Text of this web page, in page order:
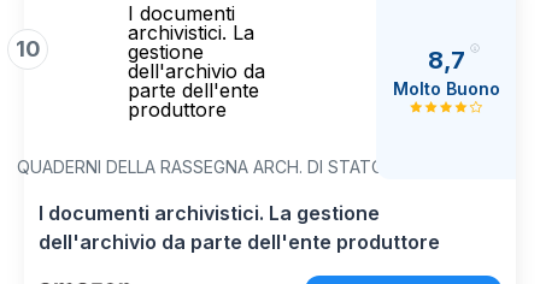
10
I documenti
archivistici. La
gestione
dell'archivio da
parte dell'ente
produttore
QUADERNI DELLA RASSEGNA ARCH. DI STATO
8,7
Molto Buono
I documenti archivistici. La gestione
dell'archivio da parte dell'ente produttore